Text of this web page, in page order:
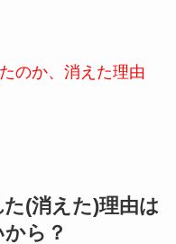
のか、消えた理由
(消えた)理由は
ら？